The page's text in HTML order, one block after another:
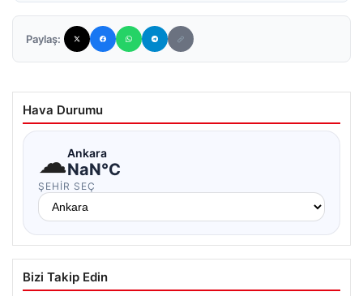
Paylaş:
Hava Durumu
☁Ankara
NaN°C
ŞEHIR SEÇ
Bizi Takip Edin